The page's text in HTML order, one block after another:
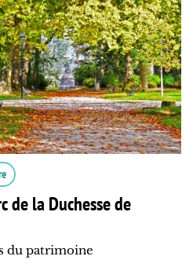
de la Duchesse de
du patrimoine